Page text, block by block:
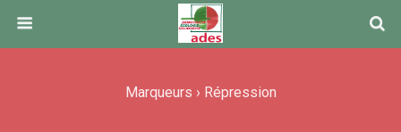
Marqueurs › Répression